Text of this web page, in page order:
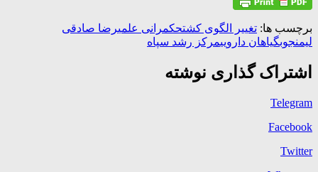
برچسب ها: تغییر الگوی کشتحکمرانی علمیرضا صادقی
لیمنجوبگیاهان داروییمرکز رشد سپاه
اشتراک گذاری نوشته
Telegram
Facebook
Twitter